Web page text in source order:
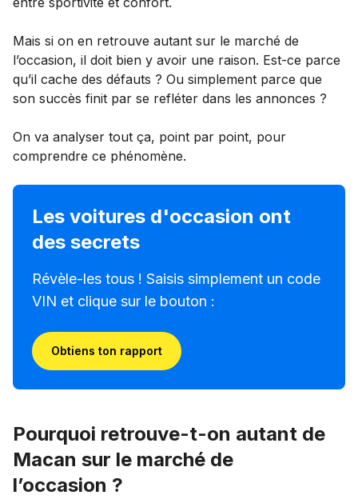
Mais si on en retrouve autant sur le marché de
l’occasion, il doit bien y avoir une raison. Est-ce parce
qu’il cache des défauts ? Ou simplement parce que
son succès finit par se refléter dans les annonces ?
On va analyser tout ça, point par point, pour
comprendre ce phénomène.
Les voitures d'occasion ont
des secrets
Révèle-les tous ! Saisis simplement un code
VIN et clique sur le bouton :
Obtiens ton rapport
Pourquoi retrouve-t-on autant de
Macan sur le marché de
l’occasion ?